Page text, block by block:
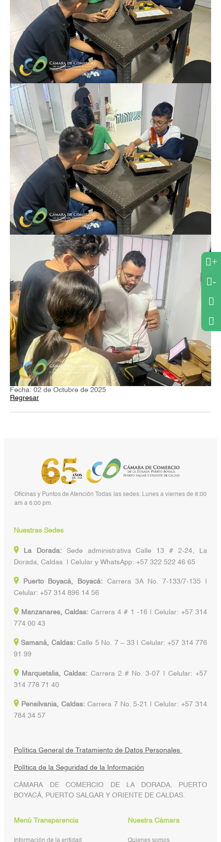
Fecha: 02 de Octubre de 2025
Regresar
+
-
Oficinas y Puntos de Atención Todas las sedes: Lunes a viernes de 8:00
am a 6:00 pm.
Nuestras Sedes
La Dorada:Sede administrativa Calle 13 # 2-24, La
Dorada, Caldas | Celular y WhatsApp: +57 322 522 46 65
Puerto Boyacá, Boyacá:Carrera 3A No. 7-133/7-135 |
Celular: +57 314 896 14 56
Manzanares, Caldas: Carrera 4 # 1 -16 | Celular: +57 314
774 00 43
Samaná, Caldas:Calle 5 No. 7 – 33 | Celular: +57 314 776
91 99
Marquetalia, Caldas: Carrera 2 # No. 3-07 | Celular: +57
314 778 71 40
Pensilvania, Caldas:Carrera 7 No. 5-21 | Celular: +57 314
784 34 57
Política General de Tratamiento de Datos Personales
Política de la Seguridad de la Información
CÁMARA DE COMERCIO DE LA DORADA, PUERTO
BOYACÁ, PUERTO SALGAR Y ORIENTE DE CALDAS.
Menú Transparencia
Información de la entidad
Nuestra Cámara
Quienes somos